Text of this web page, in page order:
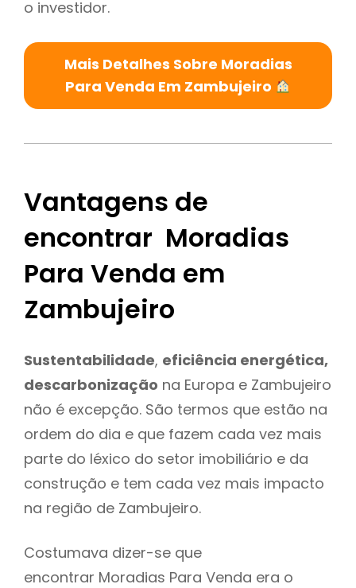
o investidor.
Mais Detalhes Sobre Moradias
Para Venda Em Zambujeiro
Vantagens de
encontrar Moradias
Para Venda em
Zambujeiro
Sustentabilidade, eficiência energética,
descarbonização na Europa e Zambujeiro
não é excepção. São termos que estão na
ordem do dia e que fazem cada vez mais
parte do léxico do setor imobiliário e da
construção e tem cada vez mais impacto
na região de Zambujeiro.
Costumava dizer-se que
encontrar Moradias Para Venda era o